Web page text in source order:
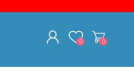
0 0